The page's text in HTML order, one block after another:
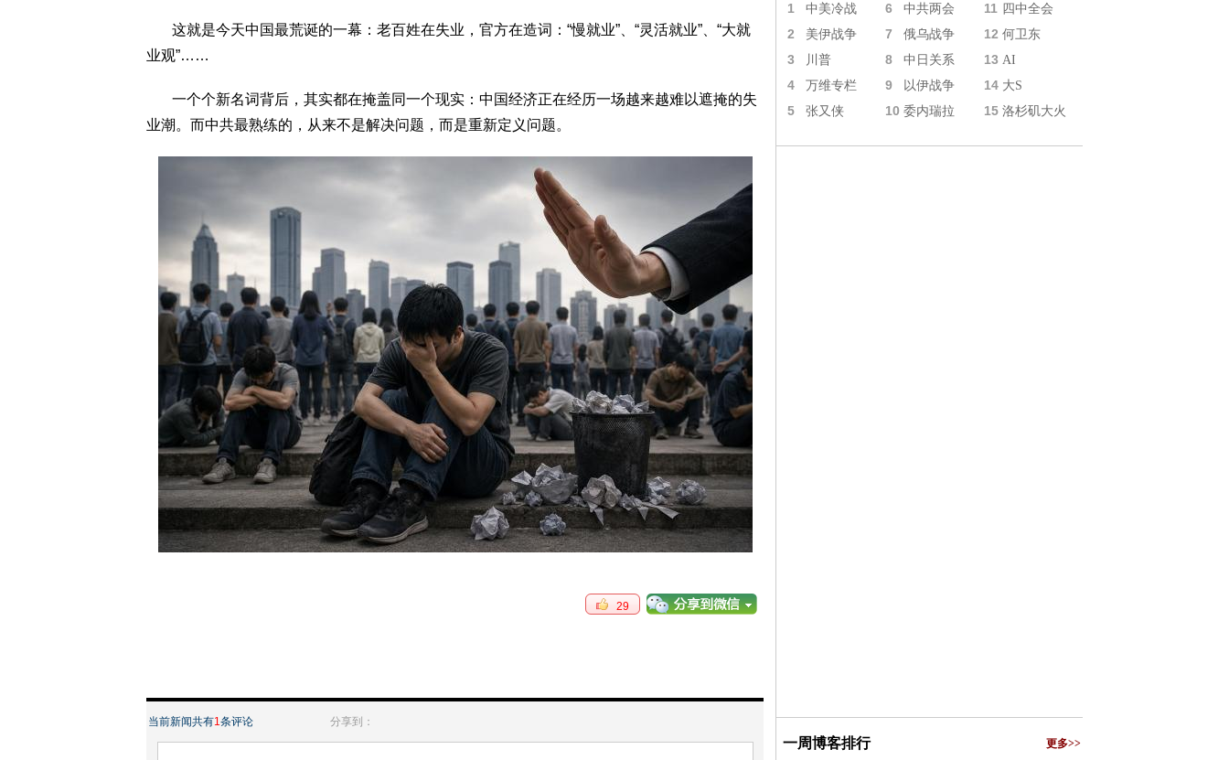
这就是今天中国最荒诞的一幕：老百姓在失业，官方在造词：“慢就业”、“灵活就业”、“大就
业观”……
一个个新名词背后，其实都在掩盖同一个现实：中国经济正在经历一场越来越难以遮掩的失
业潮。而中共最熟练的，从来不是解决问题，而是重新定义问题。
29
当前新闻共有1条评论 分享到：
1 中美冷战 6 中共两会 11 四中全会
2 美伊战争 7 俄乌战争 12 何卫东
3 川普 8 中日关系 13 AI
4 万维专栏 9 以伊战争 14 大S
5 张又侠 10 委内瑞拉 15 洛杉矶大火
一周博客排行 更多>>